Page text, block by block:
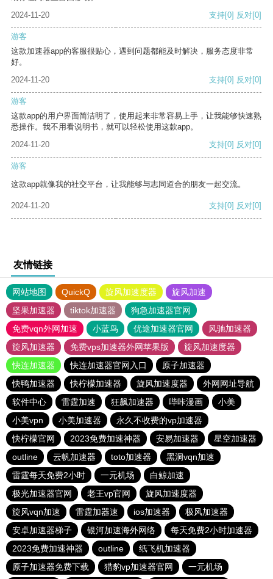
2024-11-20
支持[0] 反对[0]
游客
这款加速器app的客服很贴心，遇到问题都能及时解决，服务态度非常
好。
2024-11-20
支持[0] 反对[0]
游客
这款app的用户界面简洁明了，使用起来非常容易上手，让我能够快速熟
悉操作。我不用看说明书，就可以轻松使用这款app。
2024-11-20
支持[0] 反对[0]
游客
这款app就像我的社交平台，让我能够与志同道合的朋友一起交流。
2024-11-20 支持[0] 反对[0]
友情链接
网站地图 QuickQ 旋风加速度器
旋风加速
坚果加速器
tiktok加速器
狗急加速器官网
免费vqn外网加速
小蓝鸟 优途加速器官网
风驰加速器
旋风加速器
免费vps加速器外网苹果版
旋风加速度器
快连加速器
快连加速器官网入口
原子加速器
快鸭加速器
快柠檬加速器 旋风加速度器
外网网址导航
软件中心
雷霆加速 狂飙加速器 哔咔漫画
小美
小美vpn
小美加速器
永久不收费的vp加速器
快柠檬官网
2023免费加速神器 安易加速器
星空加速器
outline
云帆加速器 toto加速器
黑洞vqn加速
雷霆每天免费2小时
一元机场
白鲸加速
极光加速器官网
老王vp官网
旋风加速度器
旋风vqn加速
雷霆加器速 ios加速器
极风加速器
安卓加速器梯子
银河加速海外网络
每天免费2小时加速器
2023免费加速神器
outline
纸飞机加速器
原子加速器免费下载
猎豹vp加速器官网 一元机场